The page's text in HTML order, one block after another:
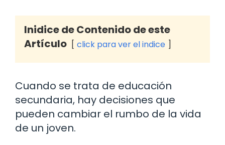
Inidice de Contenido de este
Artículo
click para ver el indice
Cuando se trata de educación
secundaria, hay decisiones que
pueden cambiar el rumbo de la vida
de un joven.